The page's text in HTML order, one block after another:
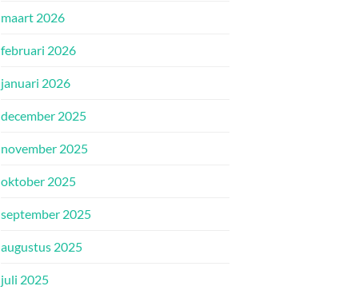
maart 2026
februari 2026
januari 2026
december 2025
november 2025
oktober 2025
september 2025
augustus 2025
juli 2025